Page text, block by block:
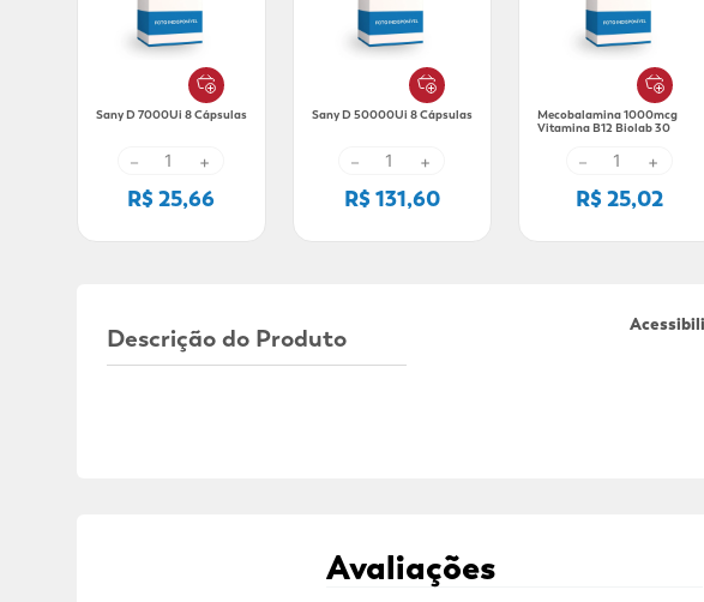
Sany D 7000Ui 8 Cápsulas
－ +
R$ 25,66
Sany D 50000Ui 8 Cápsulas
－ +
R$ 131,60
Mecobalamina 1000mcg
Vitamina B12 Biolab 30
－ +
R$ 25,02
Descrição do Produto
Avaliações